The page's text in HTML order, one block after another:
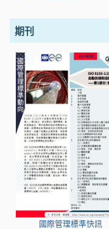
期刊
國際管理標準快訊